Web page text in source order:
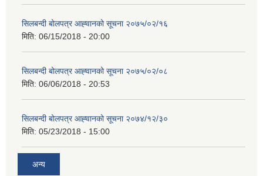
सिलबन्दी बोलपत्र आह्‍वानको सूचना २०७५/०२/१६
मिति: 06/15/2018 - 20:00
सिलबन्दी बोलपत्र आह्‍वानको सूचना २०७५/०२/०८
मिति: 06/06/2018 - 20:53
सिलबन्दी बोलपत्र आह्‍वानको सूचना २०७४/१२/३०
मिति: 05/23/2018 - 15:00
अन्य